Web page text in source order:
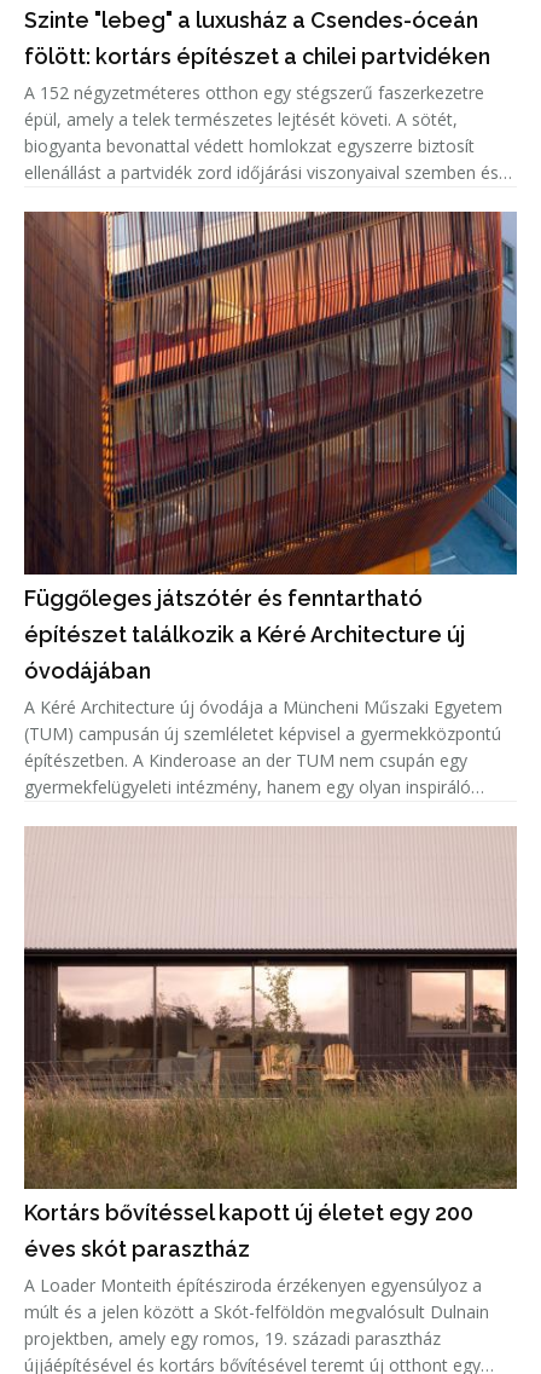
Szinte "lebeg" a luxusház a Csendes-óceán
fölött: kortárs építészet a chilei partvidéken
A 152 négyzetméteres otthon egy stégszerű faszerkezetre
épül, amely a telek természetes lejtését követi. A sötét,
biogyanta bevonattal védett homlokzat egyszerre biztosít
ellenállást a partvidék zord időjárási viszonyaival szemben és
világ
Függőleges játszótér és fenntartható
építészet találkozik a Kéré Architecture új
óvodájában
A Kéré Architecture új óvodája a Müncheni Műszaki Egyetem
(TUM) campusán új szemléletet képvisel a gyermekközpontú
építészetben. A Kinderoase an der TUM nem csupán egy
gyermekfelügyeleti intézmény, hanem egy olyan inspiráló
Kortárs bővítéssel kapott új életet egy 200
éves skót parasztház
A Loader Monteith építésziroda érzékenyen egyensúlyoz a
múlt és a jelen között a Skót-felföldön megvalósult Dulnain
projektben, amely egy romos, 19. századi parasztház
újjáépítésével és kortárs bővítésével teremt új otthont egy